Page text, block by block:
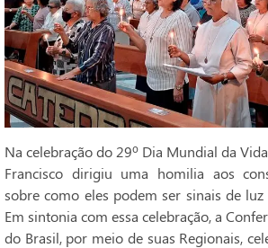
Na celebração do 29º Dia Mundial da
Francisco dirigiu uma homilia aos
sobre como eles podem ser sinais de
Em sintonia com essa celebração, a
do Brasil, por meio de suas Regionais,